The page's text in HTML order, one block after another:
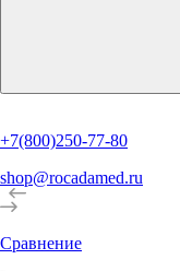
+7(800)250-77-80
shop@rocadamed.ru
Сравнение